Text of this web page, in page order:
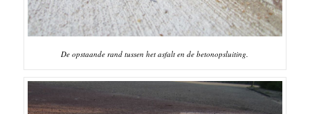
De opstaande rand tussen het asfalt en de betonopsluiting.